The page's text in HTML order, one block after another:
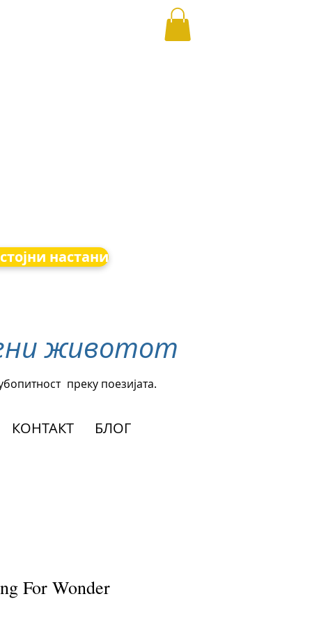
настани
животот
преку поезијата.
КОНТАКТ БЛОГ
For Wonder